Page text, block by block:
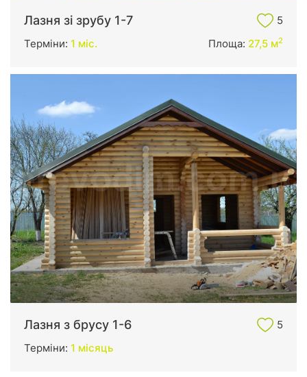
Лазня зі зрубу 1-7
5
Терміни: 1 міс. Площа: 27,5 м2
Лазня з брусу 1-6
5
Терміни: 1 місяць